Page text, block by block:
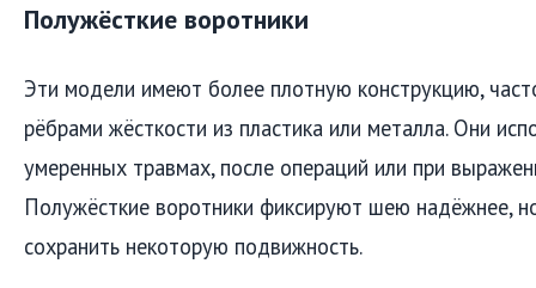
Полужёсткие воротники
Эти модели имеют более плотную конструкцию,
рёбрами жёсткости из пластика или металла. Они
умеренных травмах, после операций или при
Полужёсткие воротники фиксируют шею надёжнее,
сохранить некоторую подвижность.